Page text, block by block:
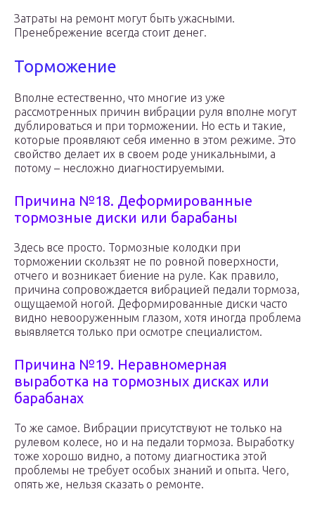
Затраты на ремонт могут быть ужасными.
Пренебрежение всегда стоит денег.
Торможение
Вполне естественно, что многие из уже
рассмотренных причин вибрации руля вполне могут
дублироваться и при торможении. Но есть и такие,
которые проявляют себя именно в этом режиме. Это
свойство делает их в своем роде уникальными, а
потому – несложно диагностируемыми.
Причина №18. Деформированные
тормозные диски или барабаны
Здесь все просто. Тормозные колодки при
торможении скользят не по ровной поверхности,
отчего и возникает биение на руле. Как правило,
причина сопровождается вибрацией педали тормоза,
ощущаемой ногой. Деформированные диски часто
видно невооруженным глазом, хотя иногда проблема
выявляется только при осмотре специалистом.
Причина №19. Неравномерная
выработка на тормозных дисках или
барабанах
То же самое. Вибрации присутствуют не только на
рулевом колесе, но и на педали тормоза. Выработку
тоже хорошо видно, а потому диагностика этой
проблемы не требует особых знаний и опыта. Чего,
опять же, нельзя сказать о ремонте.